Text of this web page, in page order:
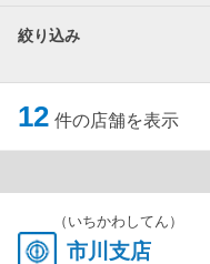
絞り込み
12 件の店舗を表示
（いちかわしてん）
市川支店